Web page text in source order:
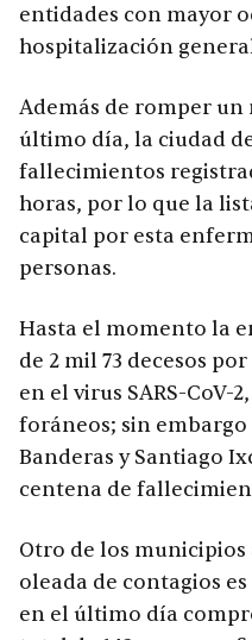
entidades con mayor
hospitalización general
Además de romper
último día, la ciudad
fallecimientos
horas, por lo que la
capital por esta
personas.
Hasta el momento la
de 2 mil 73 decesos
en el virus SARS-CoV-
foráneos; sin embargo
Banderas y Santiago
centena de
Otro de los
oleada de contagios
en el último día